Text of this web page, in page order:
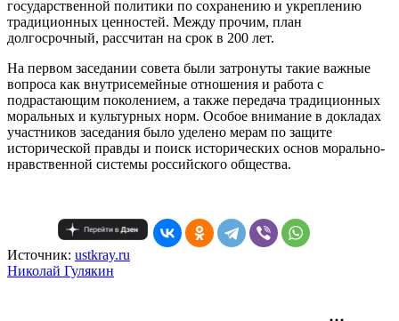
государственной политики по сохранению и укреплению
традиционных ценностей. Между прочим, план
долгосрочный, рассчитан на срок в 200 лет.
На первом заседании совета были затронуты такие важные
вопроса как внутрисемейные отношения и работа с
подрастающим поколением, а также передача традиционных
моральных и культурных норм. Особое внимание в докладах
участников заседания было уделено мерам по защите
исторической правды и поиск исторических основ морально-
нравственной системы российского общества.
Источник: ustkray.ru
Николай Гулякин